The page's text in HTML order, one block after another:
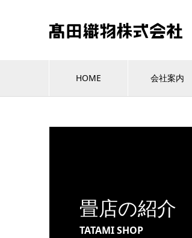
HOME 会社案内
畳店の紹介
TATAMI SHOP